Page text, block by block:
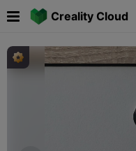
Creality Cloud